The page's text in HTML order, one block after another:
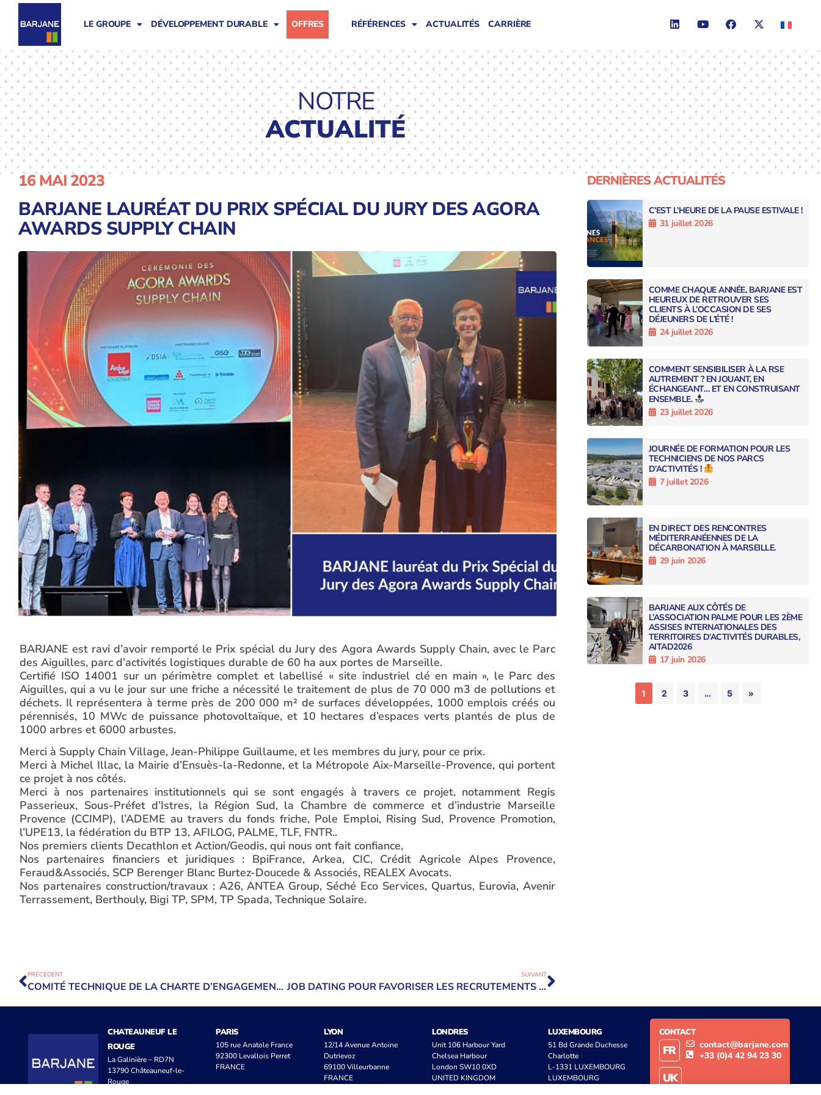
LE GROUPE DÉVELOPPEMENT DURABLE OFFRES RÉFÉRENCES ACTUALITÉS CARRIÈRE
NOTRE
ACTUALITÉ
16 MAI 2023
BARJANE LAURÉAT DU PRIX SPÉCIAL DU JURY DES AGORA
AWARDS SUPPLY CHAIN
BARJANE est ravi d’avoir remporté le Prix spécial du Jury des Agora Awards Supply Chain, avec le Parc
des Aiguilles, parc d’activités logistiques durable de 60 ha aux portes de Marseille.
Certifié ISO 14001 sur un périmètre complet et labellisé « site industriel clé en main », le Parc des
Aiguilles, qui a vu le jour sur une friche a nécessité le traitement de plus de 70 000 m3 de pollutions et
déchets. Il représentera à terme près de 200 000 m² de surfaces développées, 1000 emplois créés ou
pérennisés, 10 MWc de puissance photovoltaïque, et 10 hectares d’espaces verts plantés de plus de
1000 arbres et 6000 arbustes.
Merci à Supply Chain Village, Jean-Philippe Guillaume, et les membres du jury, pour ce prix.
Merci à Michel Illac, la Mairie d’Ensuès-la-Redonne, et la Métropole Aix-Marseille-Provence, qui portent
ce projet à nos côtés.
Merci à nos partenaires institutionnels qui se sont engagés à travers ce projet, notamment Regis
Passerieux, Sous-Préfet d’Istres, la Région Sud, la Chambre de commerce et d’industrie Marseille
Provence (CCIMP), l’ADEME au travers du fonds friche, Pole Emploi, Rising Sud, Provence Promotion,
l’UPE13, la fédération du BTP 13, AFILOG, PALME, TLF, FNTR..
Nos premiers clients Decathlon et Action/Geodis, qui nous ont fait confiance,
Nos partenaires financiers et juridiques : BpiFrance, Arkea, CIC, Crédit Agricole Alpes Provence,
Feraud&Associés, SCP Berenger Blanc Burtez-Doucede & Associés, REALEX Avocats.
Nos partenaires construction/travaux : A26, ANTEA Group, Séché Eco Services, Quartus, Eurovia, Avenir
Terrassement, Berthouly, Bigi TP, SPM, TP Spada, Technique Solaire.
PRÉCÉDENT
COMITÉ TECHNIQUE DE LA CHARTE D’ENGAGEMENTS DU PARC DES AIGUILLES
SUIVANT
JOB DATING POUR FAVORISER LES RECRUTEMENTS DU PARC DES AIGUILLES À ENSUÈS-LA-REDONNE
DERNIÈRES ACTUALITÉS
C’EST L’HEURE DE LA PAUSE ESTIVALE !
31 juillet 2026
COMME CHAQUE ANNÉE, BARJANE EST
HEUREUX DE RETROUVER SES
CLIENTS À L’OCCASION DE SES
DÉJEUNERS DE L’ÉTÉ !
24 juillet 2026
COMMENT SENSIBILISER À LA RSE
AUTREMENT ? EN JOUANT, EN
ÉCHANGEANT… ET EN CONSTRUISANT
ENSEMBLE.
23 juillet 2026
JOURNÉE DE FORMATION POUR LES
TECHNICIENS DE NOS PARCS
D’ACTIVITÉS !
7 juillet 2026
EN DIRECT DES RENCONTRES
MÉDITERRANÉENNES DE LA
DÉCARBONATION À MARSEILLE.
29 juin 2026
BARJANE AUX CÔTÉS DE
L’ASSOCIATION PALME POUR LES 2ÈME
ASSISES INTERNATIONALES DES
TERRITOIRES D’ACTIVITÉS DURABLES,
AITAD2026
17 juin 2026
1 2 3 … 5 »
CHATEAUNEUF LE
ROUGE
La Galinière – RD7N
13790 Châteauneuf-le-
Rouge
PARIS
105 rue Anatole France
92300 Levallois Perret
FRANCE
LYON
12/14 Avenue Antoine
Dutrievoz
69100 Villeurbanne
FRANCE
LONDRES
Unit 106 Harbour Yard
Chelsea Harbour
London SW10 0XD
UNITED KINGDOM
LUXEMBOURG
51 Bd Grande Duchesse
Charlotte
L-1331 LUXEMBOURG
LUXEMBOURG
CONTACT
FR
contact@barjane.com
+33 (0)4 42 94 23 30
UK